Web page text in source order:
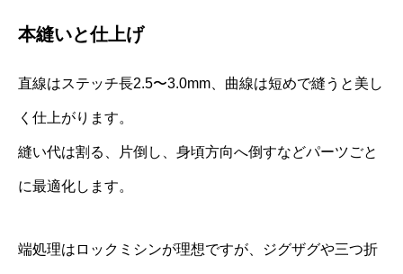
本縫いと仕上げ
直線はステッチ長2.5〜3.0mm、曲線は短めで縫うと美し
く仕上がります。
縫い代は割る、片倒し、身頃方向へ倒すなどパーツごと
に最適化します。
端処理はロックミシンが理想ですが、ジグザグや三つ折